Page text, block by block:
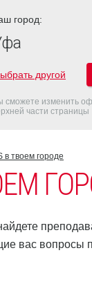
FAQ ДАТЫ
в твоем городе
вас вопросы
город:
другой
сможете изменить
части страницы